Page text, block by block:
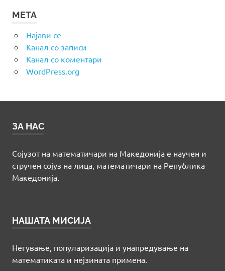
МЕТА
Најави се
Канал со записи
Канал со коментари
WordPress.org
ЗА НАС
Сојузот на математичари на Македонија е научен и
стручен сојуз на лица, математичари на Република
Македонија.
НАШАТА МИСИЈА
Негување, популаризација и унапредување на
математиката и нејзината примена.